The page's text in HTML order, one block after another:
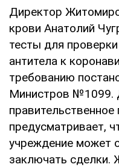
Директор
крови Анатолий
тесты для
антитела к
требованию
Министров №1099.
предусматривает,
учреждение может
заключать сделки.